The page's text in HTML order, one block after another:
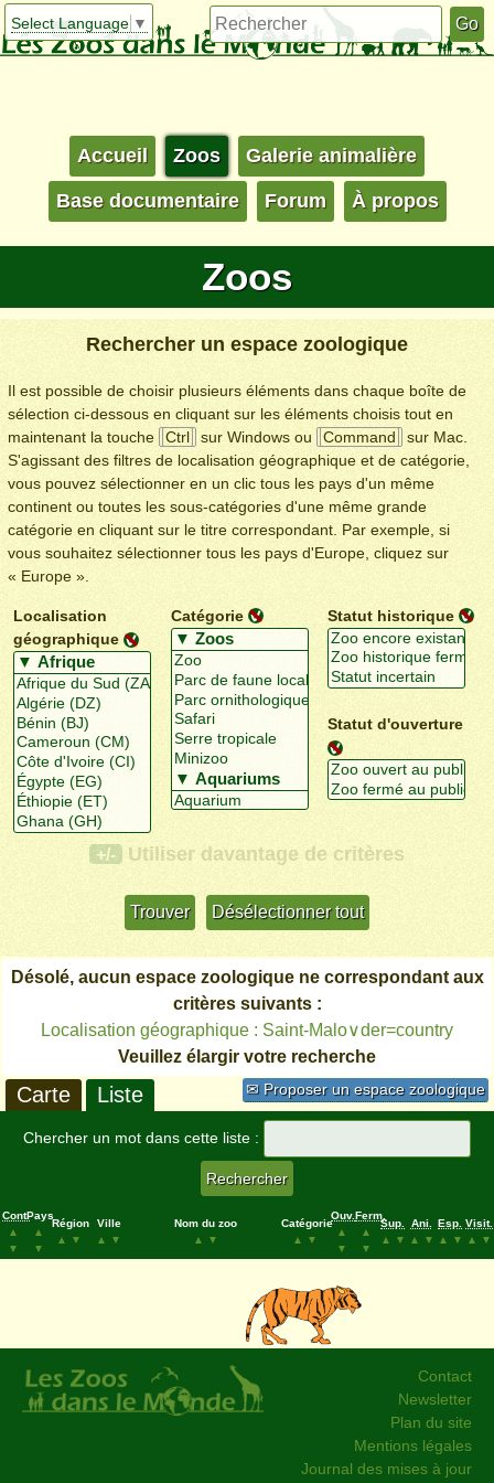
Select Language ▼
Accueil Zoos Galerie animalière
Base documentaire Forum À propos
Zoos
Rechercher un espace zoologique
Il est possible de choisir plusieurs éléments dans chaque boîte de
sélection ci-dessous en cliquant sur les éléments choisis tout en
maintenant la touche
Ctrl sur Windows ou Command
sur Mac.
S'agissant des filtres de localisation géographique et de catégorie,
vous pouvez sélectionner en un clic tous les pays d'un même
continent ou toutes les sous-catégories d'une même grande
catégorie en cliquant sur le titre correspondant. Par exemple, si
vous souhaitez sélectionner tous les pays d'Europe, cliquez sur
« Europe ».
Localisation
géographique
Catégorie Statut historique
Statut d'ouverture
+/- Utiliser davantage de critères
Désolé, aucun espace zoologique ne correspondant aux
critères suivants :
Localisation géographique : Saint-Malo∨der=country
Veuillez élargir votre recherche
✉ Proposer un espace zoologique
Carte Liste
Chercher un mot dans cette liste :
Cont.
▲
▼
Pays
▲
▼
Région
▲
▼
Ville
▲
▼
Nom du zoo
▲
▼
Catégorie
▲
▼
Ouv.
▲
▼
Ferm.
▲
▼
Sup.
▲
▼
Ani.
▲
▼
Esp.
▲
▼
Visit.
▲
▼
Contact
Newsletter
Plan du site
Mentions légales
Journal des mises à jour